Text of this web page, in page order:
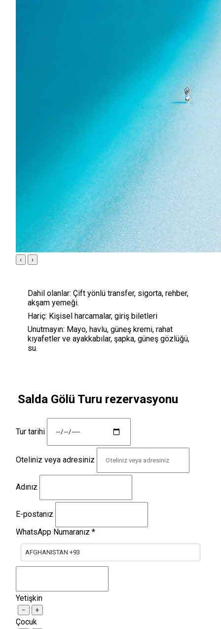
‹ ›
Dahil olanlar: Çift yönlü transfer, sigorta, rehber,
akşam yemeği.
Hariç: Kişisel harcamalar, giriş biletleri
Unutmayın: Mayo, havlu, güneş kremi, rahat
kıyafetler ve ayakkabılar, şapka, güneş gözlüğü,
su.
Salda Gölü Turu rezervasyonu
Tur tarihi
Oteliniz veya adresiniz
Adınız
E-postanız
WhatsApp Numaranız *
AFGHANISTAN +93
Yetişkin
− +
Çocuk